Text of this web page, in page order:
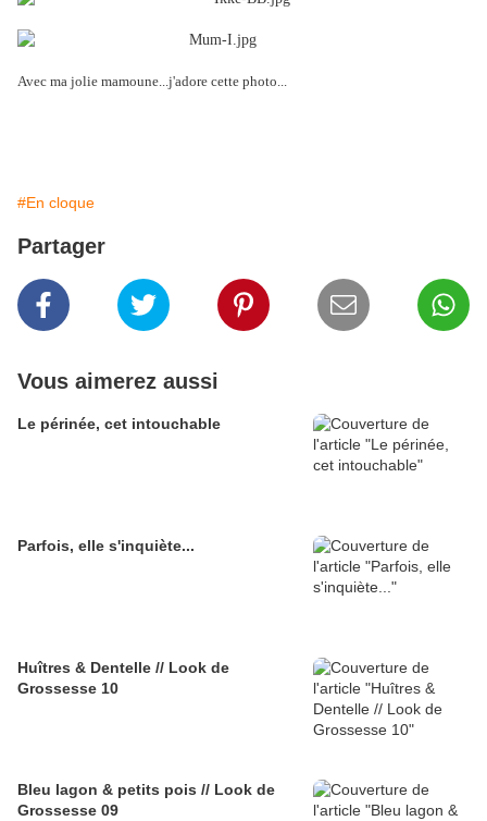
Avec ma jolie mamoune...j'adore cette photo...
#En cloque
Partager
Vous aimerez aussi
Le périnée, cet intouchable
Parfois, elle s'inquiète...
Huîtres & Dentelle // Look de
Grossesse 10
Bleu lagon & petits pois // Look de
Grossesse 09